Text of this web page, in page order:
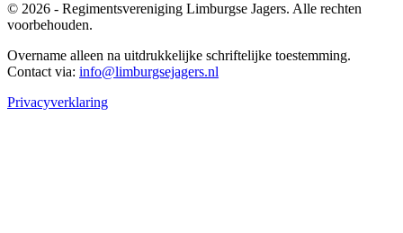
© 2026 - Regimentsvereniging Limburgse Jagers. Alle rechten
voorbehouden.
Overname alleen na uitdrukkelijke schriftelijke toestemming.
Contact via: info@limburgsejagers.nl
Privacyverklaring